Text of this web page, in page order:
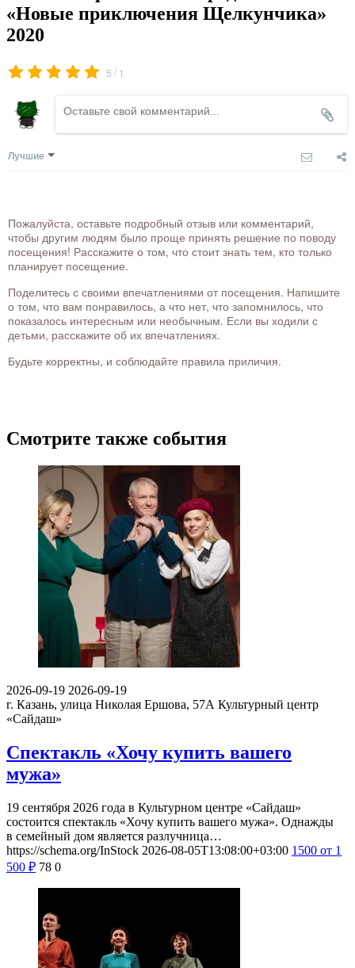
«Новые приключения Щелкунчика»
2020
5 / 1
Лучшие
Пожалуйста, оставьте подробный отзыв или комментарий,
чтобы другим людям было проще принять решение по поводу
посещения! Расскажите о том, что стоит знать тем, кто только
планирует посещение.
Поделитесь с своими впечатлениями от посещения. Напишите
о том, что вам понравилось, а что нет, что запомнилось, что
показалось интересным или необычным. Если вы ходили с
детьми, расскажите об их впечатлениях.
Будьте корректны, и соблюдайте правила приличия.
Смотрите также события
2026-09-19 2026-09-19
г. Казань, улица Николая Ершова, 57А Культурный центр
«Сайдаш»
Спектакль «Хочу купить вашего
мужа»
19 сентября 2026 года в Культурном центре «Сайдаш»
состоится спектакль «Хочу купить вашего мужа». Однажды
в семейный дом является разлучница…
https://schema.org/InStock 2026-08-05T13:08:00+03:00 1500 от 1
500 ₽ 78 0